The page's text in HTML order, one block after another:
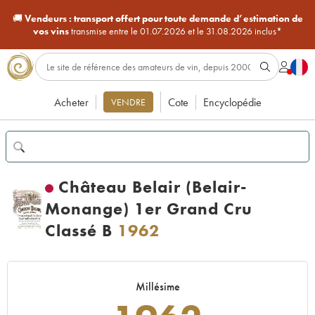
🚚Vendeurs : transport offert pour toute demande d’estimation de
vos vinstransmise entre le 01.07.2026 et le 31.08.2026 inclus*
Acheter VENDRE Cote Encyclopédie
Château Belair (Belair-
Monange) 1er Grand Cru
Classé B 1962
Millésime